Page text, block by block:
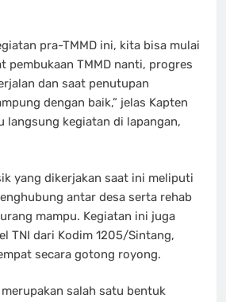
pra-TMMD ini, kita bisa mulai
pembukaan TMMD nanti, progres
dan saat penutupan
dengan baik,” jelas Kapten
langsung kegiatan di lapangan,
yang dikerjakan saat ini meliputi
antar desa serta rehab
mampu. Kegiatan ini juga
TNI dari Kodim 1205/Sintang,
secara gotong royong.
salah satu bentuk